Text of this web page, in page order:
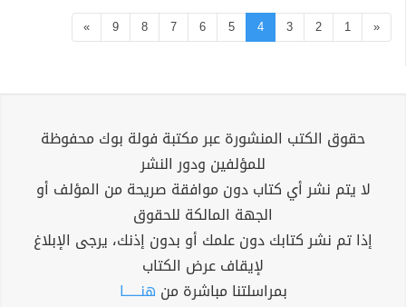
«
1
2
3
4
5
6
7
8
9
»
حقوق الكتب المنشورة عبر مكتبة فولة بوك محفوظة
للمؤلفين ودور النشر
لا يتم نشر أي كتاب دون موافقة صريحة من المؤلف أو
الجهة المالكة للحقوق
إذا تم نشر كتابك دون علمك أو بدون إذنك، يرجى الإبلاغ
لإيقاف عرض الكتاب
بمراسلتنا مباشرة من هنــــــا